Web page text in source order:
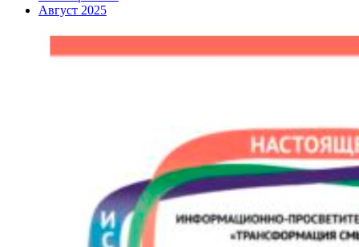
Август 2025